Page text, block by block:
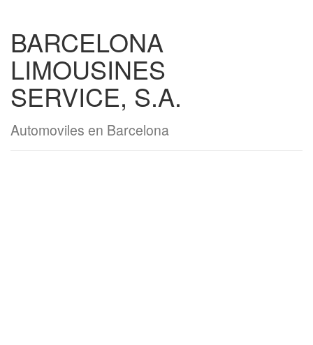
BARCELONA
LIMOUSINES
SERVICE, S.A.
Automoviles en Barcelona